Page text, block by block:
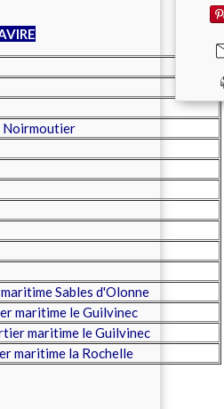
Noirmoutier
Sables d'Olonne
maritime le Guilvinec
maritime le Guilvinec
maritime la Rochelle